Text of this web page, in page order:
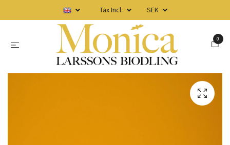
Tax Incl. SEK
0